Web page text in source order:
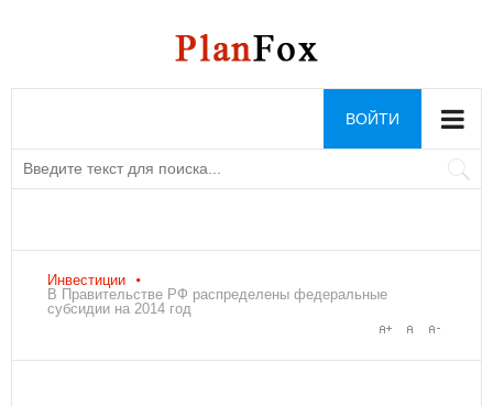
ВОЙТИ
Инвестиции
В Правительстве РФ распределены федеральные
субсидии на 2014 год